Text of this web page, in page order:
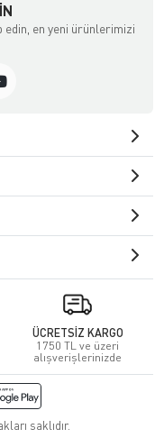
edin, en yeni ürünlerimizi
ÜCRETSİZ KARGO
1750 TL ve üzeri
alışverişlerinizde
saklıdır.